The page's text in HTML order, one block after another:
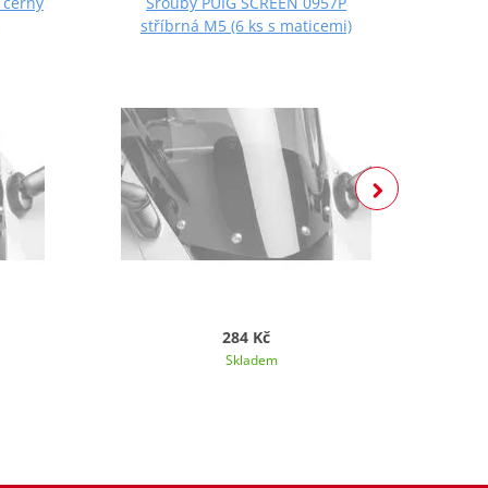
stříbrná M5 (6 ks s maticemi)
284 Kč
Skladem